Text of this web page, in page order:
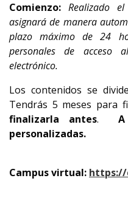
Comienzo: Realizado
asignará de manera
plazo máximo de 24
personales de acceso
electrónico.
Los contenidos se
Tendrás 5 meses para
finalizarla antes.
A
personalizadas.
Campus virtual: https://